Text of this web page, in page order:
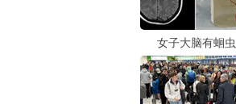
女子大脑有蛔虫